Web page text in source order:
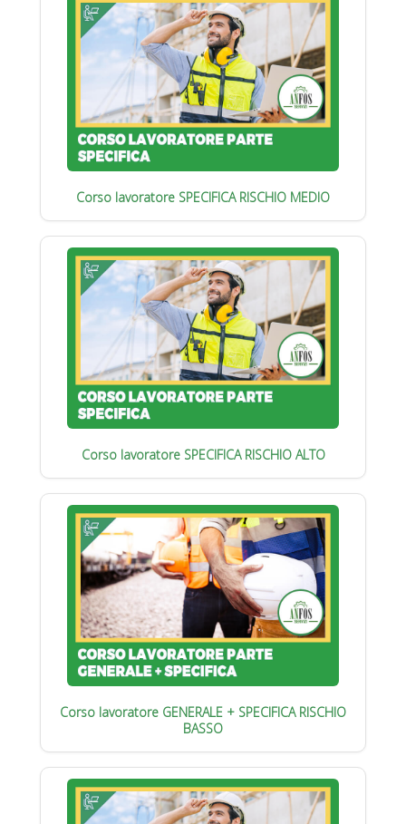
Corso lavoratore SPECIFICA RISCHIO MEDIO
Corso lavoratore SPECIFICA RISCHIO ALTO
Corso lavoratore GENERALE + SPECIFICA RISCHIO
BASSO